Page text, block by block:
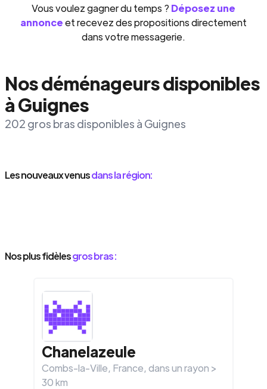
Vous voulez gagner du temps ? Déposez une
annonceet recevez des propositions directement
dans votre messagerie.
Nos déménageurs disponibles
à Guignes
202 gros bras disponibles à Guignes
Les nouveaux venusdans la région:
Nos plus fidèlesgros bras :
Chanelazeule
Combs-la-Ville, France, dans un rayon >
30km